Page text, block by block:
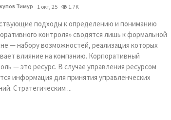
Тимур 1 окт, 25 1.7K
подходы к определению и пониманию
контроля» сводятся лишь к формальной
— набору возможностей, реализация которых
влияние на компанию. Корпоративный
— это ресурс. В случае управления ресурсом
информация для принятия управленческих
Стратегическим ...